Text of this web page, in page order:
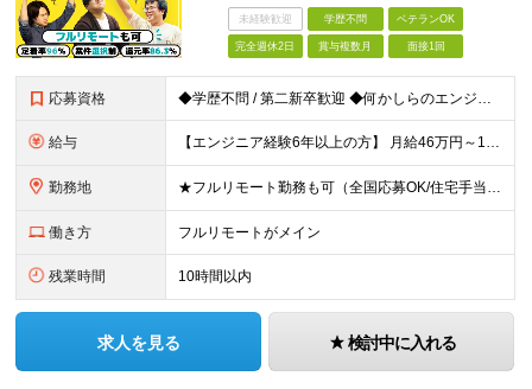
未経験歓迎 学歴不問 ベテランOK
完全週休2日 賞与複数月 面接1回
応募資格 ◆学歴不問 / 第二新卒歓迎 ◆何かしらのエンジニア経験をお持ちの方 （言語・期間・フェーズ不問） 経験浅めの方も遠慮なくご応募ください！ ■入社前Q＆A ────── ◎実力に見合った報酬が手に
給与 【エンジニア経験6年以上の方】 月給46万円～100万円（固定残業代含む） ※上記月給には月30時間分の固定残業代（月8万7,400円～月19万円）を含む。超過分は全額支給。 【エンジニア経験4年以
勤務地 ★フルリモート勤務も可（全国応募OK/住宅手当を支給します） ※案件によって常駐が必要になる場合があります。 ※希望がない限り、転勤はありません ※U・Iターン歓迎 ★ルトラの社員は全国各地で活躍中
働き方 フルリモートがメイン
残業時間 10時間以内
求人を見る 検討中に入れる